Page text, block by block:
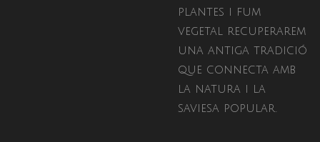
plantes i fum
vegetal recuperarem
una antiga tradició
que connecta amb
la natura i la
saviesa popular.